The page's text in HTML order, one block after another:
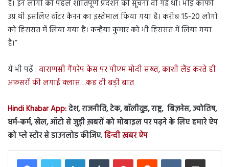
हैं। इन लोगों को पहले शांतिपूर्ण प्रदर्शन की सूचना दी गई थी। भीड़ काफी
उग्र थी इसलिए वॉटर कैनन का इस्तेमाल किया गया है। करीब 15-20 लोगों
को हिरासत में लिया गया है। कन्हैया कुमार को भी हिरासत में लिया गया
है।”
ये भी पढ़ें : वाराणसी गैंगरेप केस पर पीएम मोदी सख्त, काशी लैंड करते ही
अफसरों की लगाई क्लास…कह दी बड़ी बात
Hindi Khabar App:देश, राजनीति, टेक, बॉलीवुड, राष्ट्र, बिज़नेस, ज्योतिष,
धर्म-कर्म, खेल, ऑटो से जुड़ी ख़बरों को मोबाइल पर पढ़ने के लिए हमारे ऐप
को प्ले स्टोर से डाउनलोड कीजिए.हिन्दी ख़बर ऐप
LinkedInTumblr PinterestReddit VKontakteShare via Email